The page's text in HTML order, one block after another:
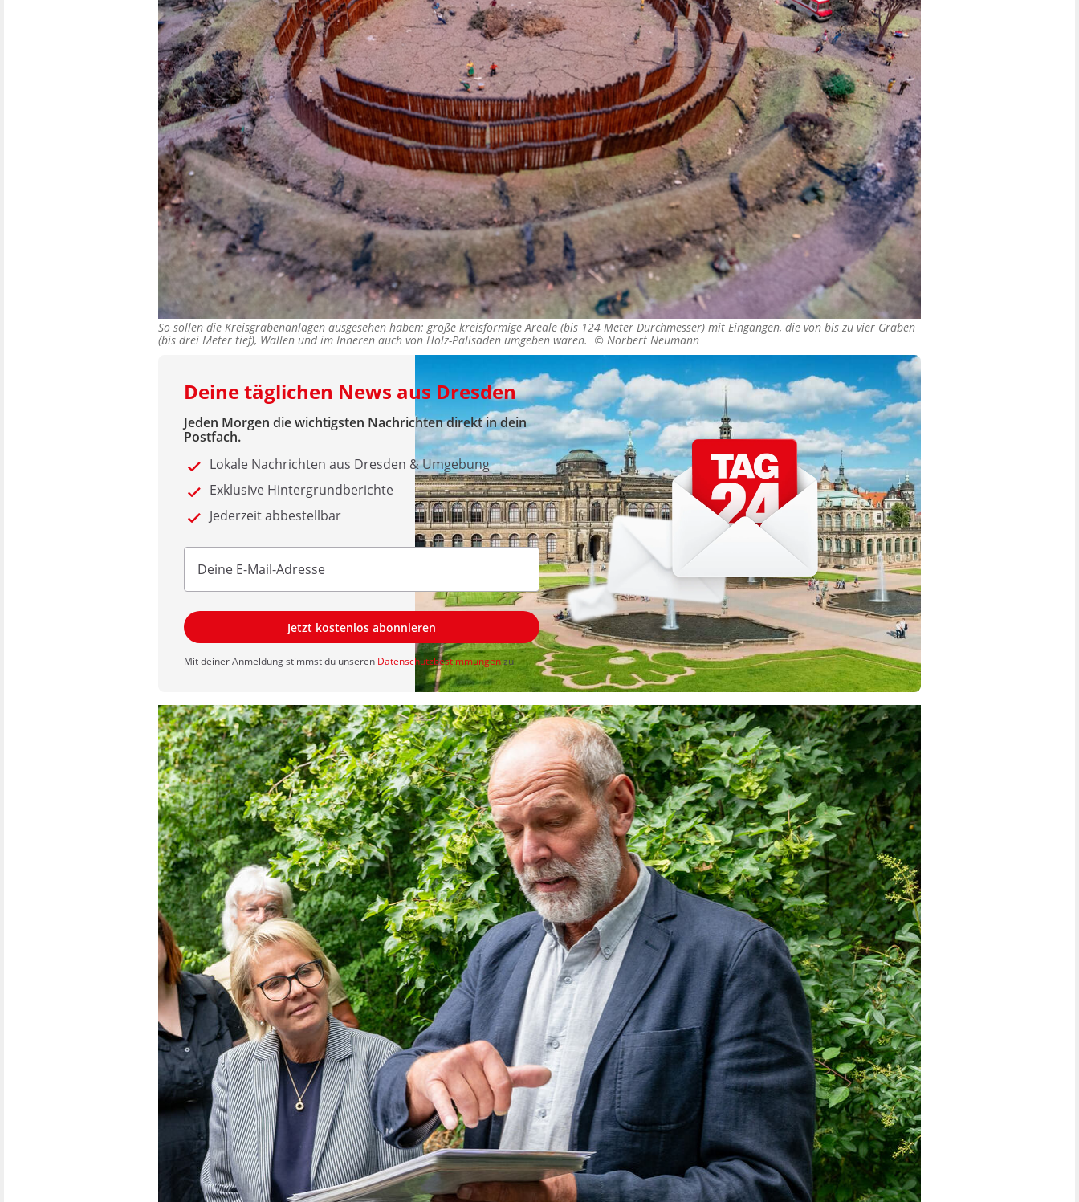
So sollen die Kreisgrabenanlagen ausgesehen haben: große kreisförmige Areale (bis 124 Meter Durchmesser) mit Eingängen, die von bis zu vier Gräben
(bis drei Meter tief), Wallen und im Inneren auch von Holz-Palisaden umgeben waren. © Norbert Neumann
Deine täglichen News aus Dresden
Jeden Morgen die wichtigsten Nachrichten direkt in dein
Postfach.
Lokale Nachrichten aus Dresden & Umgebung
Exklusive Hintergrundberichte
Jederzeit abbestellbar
Jetzt kostenlos abonnieren
Mit deiner Anmeldung stimmst du unseren Datenschutzbestimmungenzu.